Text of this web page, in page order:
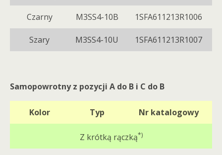
Czarny M3SS4-10B 1SFA611213R1006
Szary M3SS4-10U 1SFA611213R1007
Samopowrotny z pozycji A do B i C do B
Kolor Typ Nr katalogowy
Z krótką rączką*)